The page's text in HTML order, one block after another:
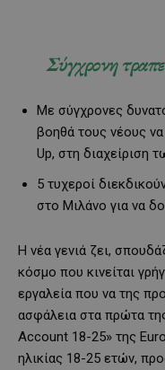
Σύγχρονη
Με σύγχρονες
βοηθά τους νέους
Up, στη διαχείριση
5 τυχεροί
στο Μιλάνο για να
Η νέα γενιά ζει,
κόσμο που κινείται
εργαλεία που να της
ασφάλεια στα πρώτα
Account 18-25» της
ηλικίας 18-25 ετών,